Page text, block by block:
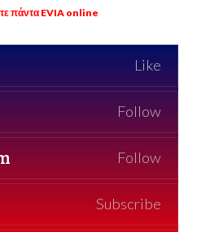
πάντα EVIA online
Like
Follow
Follow
Subscribe